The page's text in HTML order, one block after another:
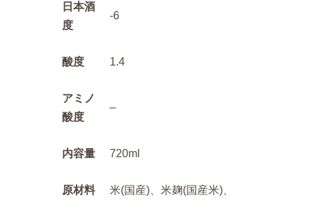
日本酒
度
‐6
酸度 1.4
アミノ
酸度
–
内容量 720ml
原材料 米(国産)、米麹(国産米)、